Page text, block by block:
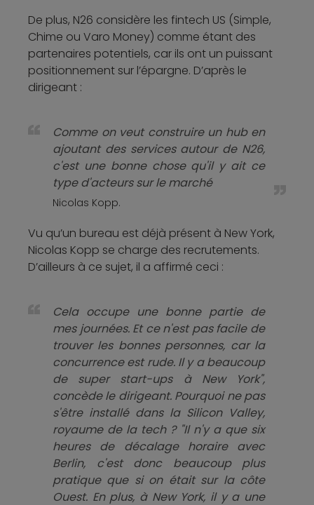
De plus, N26 considère les fintech US (Simple,
Chime ou Varo Money) comme étant des
partenaires potentiels, car ils ont un puissant
positionnement sur l’épargne. D’après le
dirigeant :
Comme on veut construire un hub en
ajoutant des services autour de N26,
c'est une bonne chose qu'il y ait ce
type d'acteurs sur le marché
Nicolas Kopp.
Vu qu’un bureau est déjà présent à New York,
Nicolas Kopp se charge des recrutements.
D’ailleurs à ce sujet, il a affirmé ceci :
Cela occupe une bonne partie de
mes journées. Et ce n'est pas facile de
trouver les bonnes personnes, car la
concurrence est rude. Il y a beaucoup
de super start-ups à New York",
concède le dirigeant. Pourquoi ne pas
s'être installé dans la Silicon Valley,
royaume de la tech ? "Il n'y a que six
heures de décalage horaire avec
Berlin, c'est donc beaucoup plus
pratique que si on était sur la côte
Ouest. En plus, à New York, il y a une